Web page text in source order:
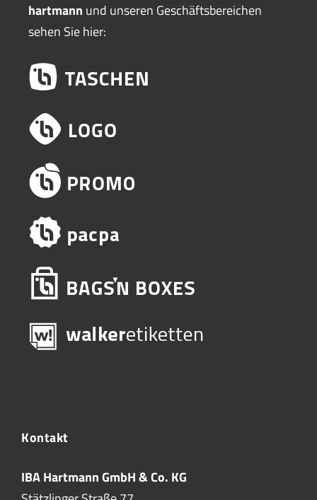
hartmann und unseren Geschäftsbereichen
sehen Sie hier:
Kontakt
IBA Hartmann GmbH & Co. KG